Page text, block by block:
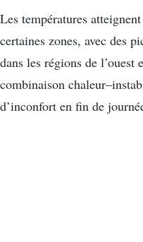
Les températures
certaines zones, avec des
dans les régions de l’ouest
combinaison
d’inconfort en fin de